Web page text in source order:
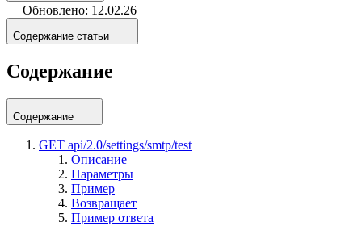
Обновлено: 12.02.26
Содержание статьи
Содержание
Содержание
GET api/2.0/settings/smtp/test
Описание
Параметры
Пример
Возвращает
Пример ответа